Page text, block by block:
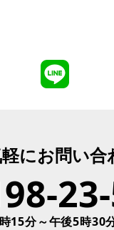
にお問い
15分～午後5時30